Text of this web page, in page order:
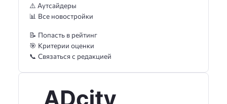
⚠️ Аутсайдеры
📊 Все новостройки
📝 Попасть в рейтинг
🎯 Критерии оценки
📞 Связаться с редакцией